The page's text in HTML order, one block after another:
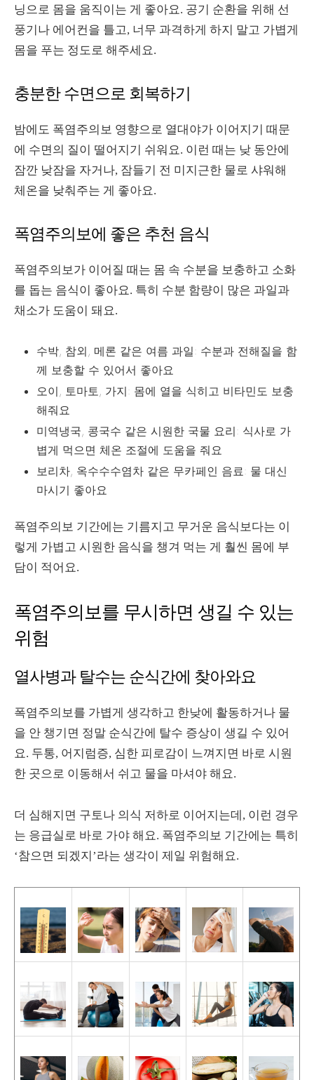
닝으로 몸을 움직이는 게 좋아요. 공기 순환을 위해 선
풍기나 에어컨을 틀고, 너무 과격하게 하지 말고 가볍게
몸을 푸는 정도로 해주세요.
충분한 수면으로 회복하기
밤에도 폭염주의보 영향으로 열대야가 이어지기 때문
에 수면의 질이 떨어지기 쉬워요. 이런 때는 낮 동안에
잠깐 낮잠을 자거나, 잠들기 전 미지근한 물로 샤워해
체온을 낮춰주는 게 좋아요.
폭염주의보에 좋은 추천 음식
폭염주의보가 이어질 때는 몸 속 수분을 보충하고 소화
를 돕는 음식이 좋아요. 특히 수분 함량이 많은 과일과
채소가 도움이 돼요.
수박, 참외, 메론 같은 여름 과일: 수분과 전해질을 함
께 보충할 수 있어서 좋아요
오이, 토마토, 가지: 몸에 열을 식히고 비타민도 보충
해줘요
미역냉국, 콩국수 같은 시원한 국물 요리: 식사로 가
볍게 먹으면 체온 조절에 도움을 줘요
보리차, 옥수수수염차 같은 무카페인 음료: 물 대신
마시기 좋아요
폭염주의보 기간에는 기름지고 무거운 음식보다는 이
렇게 가볍고 시원한 음식을 챙겨 먹는 게 훨씬 몸에 부
담이 적어요.
폭염주의보를 무시하면 생길 수 있는
위험
열사병과 탈수는 순식간에 찾아와요
폭염주의보를 가볍게 생각하고 한낮에 활동하거나 물
을 안 챙기면 정말 순식간에 탈수 증상이 생길 수 있어
요. 두통, 어지럼증, 심한 피로감이 느껴지면 바로 시원
한 곳으로 이동해서 쉬고 물을 마셔야 해요.
더 심해지면 구토나 의식 저하로 이어지는데, 이런 경우
는 응급실로 바로 가야 해요. 폭염주의보 기간에는 특히
‘참으면 되겠지’라는 생각이 제일 위험해요.